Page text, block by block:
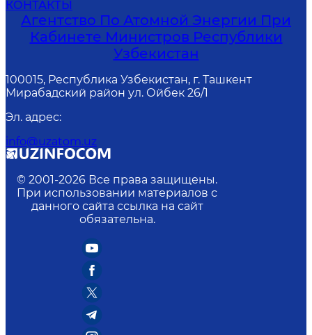
КОНТАКТЫ
Агентство По Атомной Энергии При
Кабинете Министров Республики
Узбекистан
100015, Республика Узбекистан, г. Ташкент
Мирабадский район ул. Ойбек 26/1
Эл. адрес:
info@uzatom.uz
© 2001-2026 Все права защищены.
При использовании материалов с
данного сайта ссылка на сайт
обязательна.